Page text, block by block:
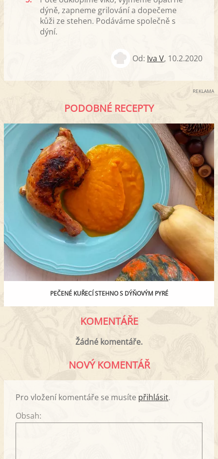
dýně, zapneme grilování a dopečeme
kůži ze stehen. Podáváme společně s
dýní.
Od: Iva V, 10.2.2020
REKLAMA
PODOBNÉ RECEPTY
PEČENÉ KUŘECÍ STEHNO S DÝŇOVÝM PYRÉ
KOMENTÁŘE
Žádné komentáře.
NOVÝ KOMENTÁŘ
Pro vložení komentáře se musíte přihlásit.
Obsah: